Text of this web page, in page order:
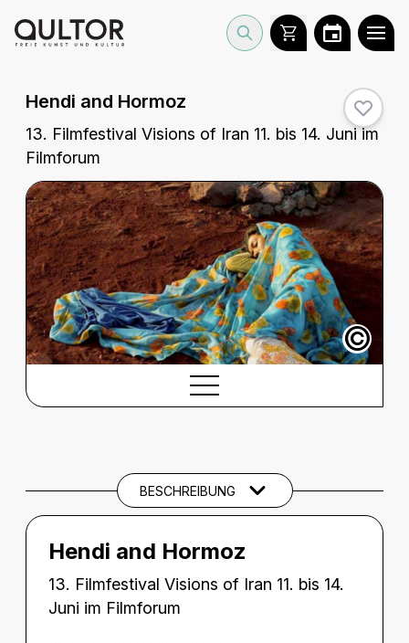
Hendi and Hormoz
13. Filmfestival Visions of Iran 11. bis 14. Juni im
Filmforum
©
THEMEN UND SCHLAGWÖRTER
BESCHREIBUNG
Hendi and Hormoz
13. Filmfestival Visions of Iran 11. bis 14.
Juni im Filmforum